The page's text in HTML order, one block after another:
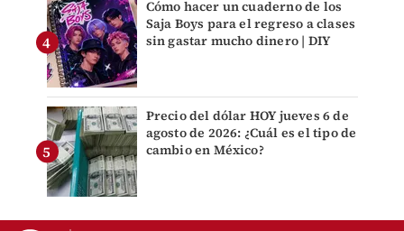
Cómo hacer un cuaderno de los
Saja Boys para el regreso a clases
sin gastar mucho dinero | DIY
Precio del dólar HOY jueves 6 de
agosto de 2026: ¿Cuál es el tipo de
cambio en México?